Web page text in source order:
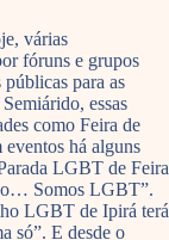
várias
fóruns e grupos
para as
essas
como Feira de
há alguns
LGBT de Feira
Somos LGBT”.
LGBT de Ipirá terá
só”. E desde o